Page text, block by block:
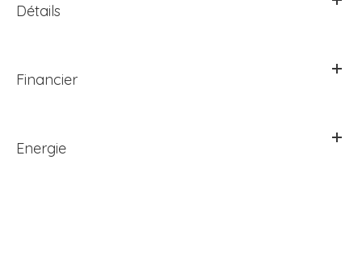
Détails
Financier
Energie